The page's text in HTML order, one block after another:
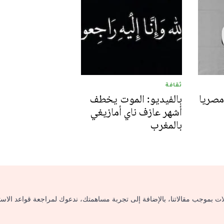
ثقافة
بالفيديو: الموت يخطف
أشهر عازف ناي أمازيغي
بالمغرب
بموجب مقالاتنا، بالإضافة إلى تجربة مساهمتك، ندعوك لمراجعة قواعد